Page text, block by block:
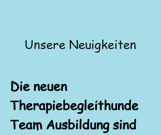
Unsere Neuigkeiten
Die neuen
Therapiebegleithunde
Team Ausbildung sind